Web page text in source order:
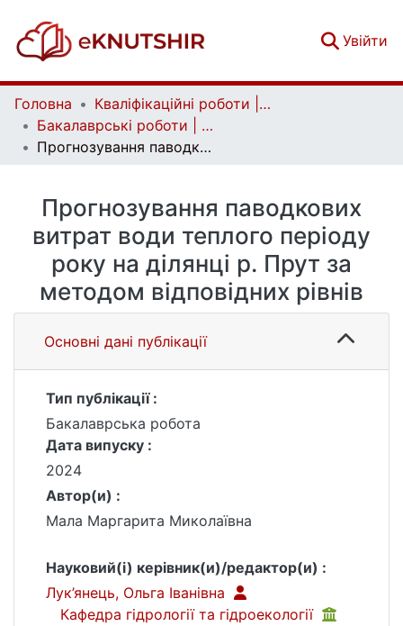
Увійти
Головна
Кваліфікаційні роботи | Qualifying works
Бакалаврські роботи | Bachelor theses
Прогнозування паводкових витрат води теплого періоду року на ділянці р. Прут за методом відповідних рівнів
Прогнозування паводкових
витрат води теплого періоду
року на ділянці р. Прут за
методом відповідних рівнів
Основні дані публікації
Тип публікації :
Бакалаврська робота
Дата випуску :
2024
Автор(и) :
Мала Маргарита Миколаївна
Науковий(і) керівник(и)/редактор(и) :
Лук’янець, Ольга Іванівна
Кафедра гідрології та гідроекології